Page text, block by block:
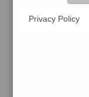
Privacy Policy